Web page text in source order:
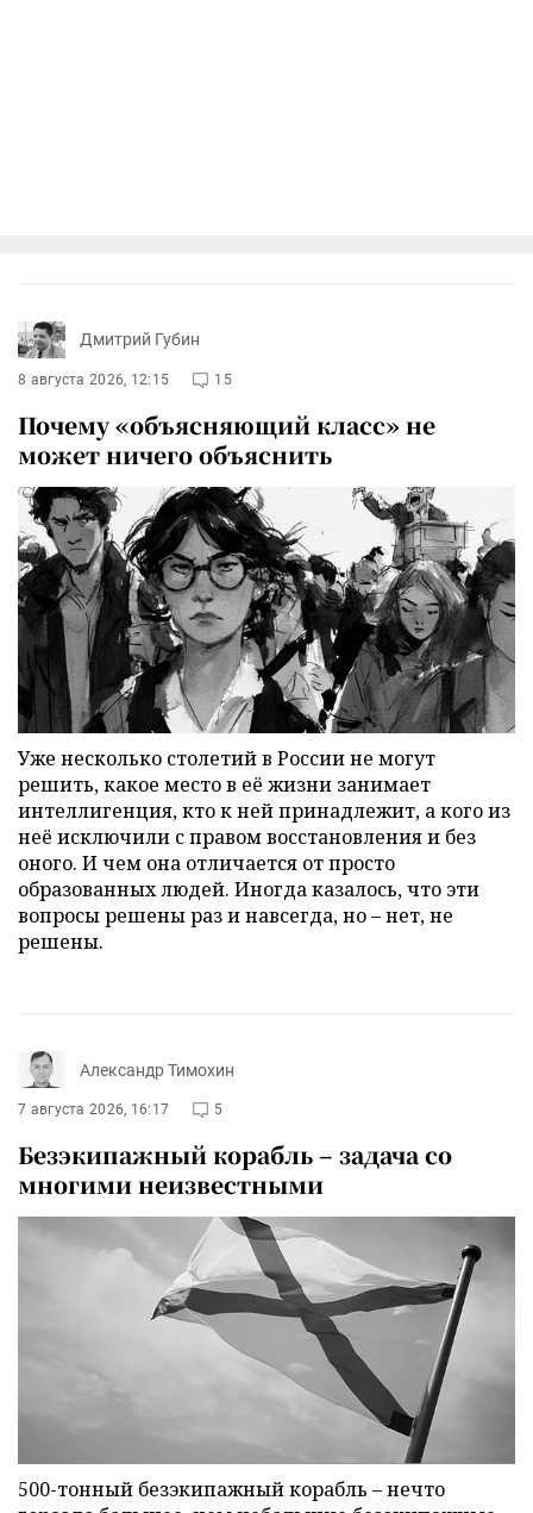
Дмитрий Губин
8 августа 2026, 12:15 15
Почему «объясняющий класс» не
может ничего объяснить
Уже несколько столетий в России не могут
решить, какое место в её жизни занимает
интеллигенция, кто к ней принадлежит, а кого из
неё исключили с правом восстановления и без
оного. И чем она отличается от просто
образованных людей. Иногда казалось, что эти
вопросы решены раз и навсегда, но – нет, не
решены.
Александр Тимохин
7 августа 2026, 16:17 5
Безэкипажный корабль – задача со
многими неизвестными
500-тонный безэкипажный корабль – нечто